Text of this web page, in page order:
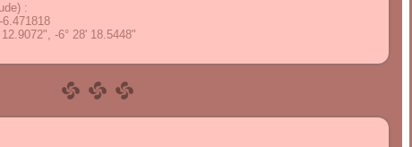
:
12.9072", -6° 28' 18.5448"